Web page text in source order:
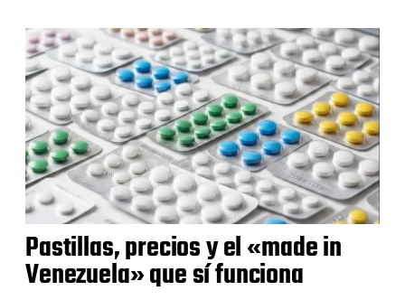
Pastillas, precios y el «made in
Venezuela» que sí funciona